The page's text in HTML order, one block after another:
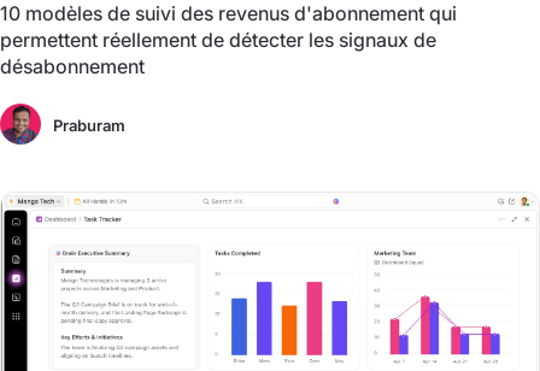
10 modèles de suivi des revenus d'abonnement qui
permettent réellement de détecter les signaux de
désabonnement
Praburam